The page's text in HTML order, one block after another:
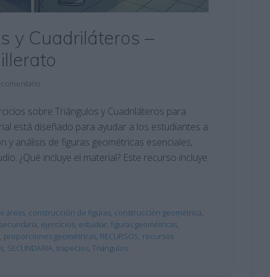
y Cuadriláteros –
sobre Triángulos y Cuadriláteros para
está diseñado para ayudar a los estudiantes a
análisis de figuras geométricas esenciales,
¿Qué incluye el material? Este recurso incluye
áreas, construcción de figuras, construcción geométrica,
, ejercicios, estudiar, figuras geométricas,
, proporciones geométricas, RECURSOS, recursos
, SECUNDARIA, trapecios, Triángulos